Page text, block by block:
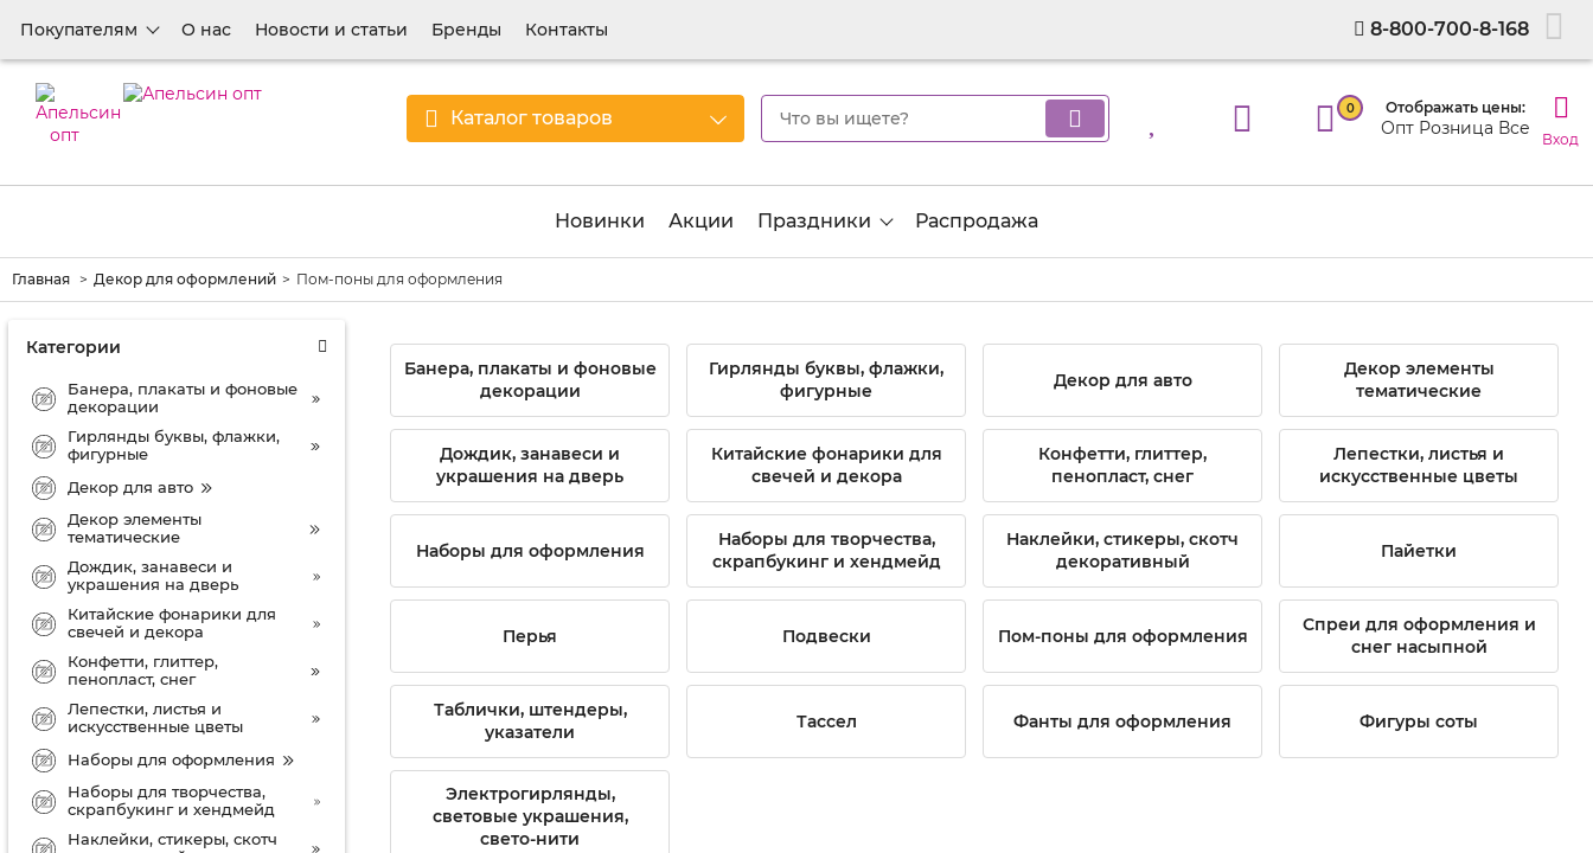
Покупателям О нас Новости и статьи Бренды Контакты 8-800-700-8-168
Каталог товаров 0 Отображать цены:
Опт Розница Все Вход
Новинки Акции Праздники Распродажа
Главная Декор для оформлений Пом-поны для оформления
Категории
Банера, плакаты и фоновые
декорации
Гирлянды буквы, флажки,
фигурные
Декор для авто
Декор элементы
тематические
Дождик, занавеси и
украшения на дверь
Китайские фонарики для
свечей и декора
Конфетти, глиттер,
пенопласт, снег
Лепестки, листья и
искусственные цветы
Наборы для оформления
Наборы для творчества,
скрапбукинг и хендмейд
Наклейки, стикеры, скотч
Банера, плакаты и фоновые
декорации
Гирлянды буквы, флажки,
фигурные
Декор для авто
Декор элементы
тематические
Дождик, занавеси и
украшения на дверь
Китайские фонарики для
свечей и декора
Конфетти, глиттер,
пенопласт, снег
Лепестки, листья и
искусственные цветы
Наборы для оформления
Наборы для творчества,
скрапбукинг и хендмейд
Наклейки, стикеры, скотч
декоративный
Пайетки
Перья Подвески Пом-поны для оформления
Спреи для оформления и
снег насыпной
Таблички, штендеры,
указатели
Тассел Фанты для оформления Фигуры соты
Электрогирлянды,
световые украшения,
свето-нити